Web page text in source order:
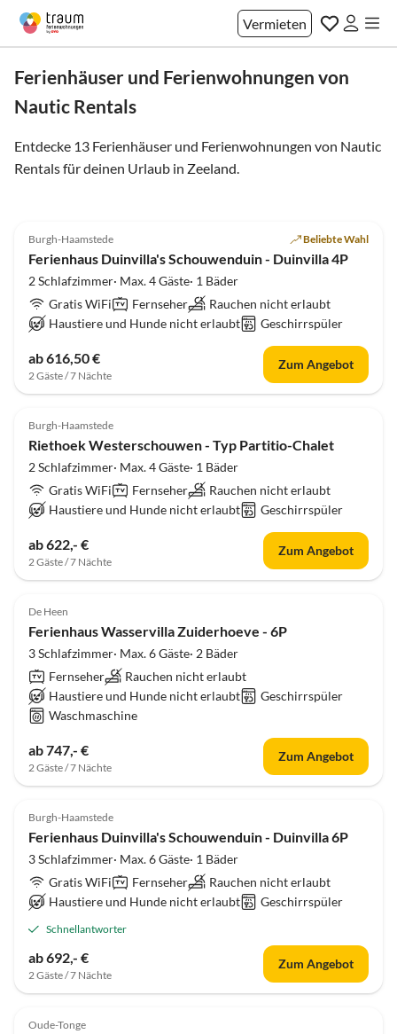
Vermieten
Ferienhäuser und Ferienwohnungen von
Nautic Rentals
Entdecke 13 Ferienhäuser und Ferienwohnungen von Nautic
Rentals für deinen Urlaub in Zeeland.
Burgh-Haamstede Beliebte Wahl
Ferienhaus Duinvilla's Schouwenduin - Duinvilla 4P
2 Schlafzimmer· Max. 4 Gäste· 1 Bäder
Gratis WiFi
Fernseher
Rauchen nicht erlaubt
Haustiere und Hunde nicht erlaubt
Geschirrspüler
ab 616,50 €
2 Gäste / 7 Nächte
Zum Angebot
5.0 (1)
Burgh-Haamstede
Riethoek Westerschouwen - Typ Partitio-Chalet
2 Schlafzimmer· Max. 4 Gäste· 1 Bäder
Gratis WiFi
Fernseher
Rauchen nicht erlaubt
Haustiere und Hunde nicht erlaubt
Geschirrspüler
ab 622,- €
2 Gäste / 7 Nächte
Zum Angebot
De Heen
Ferienhaus Wasservilla Zuiderhoeve - 6P
3 Schlafzimmer· Max. 6 Gäste· 2 Bäder
Fernseher
Rauchen nicht erlaubt
Haustiere und Hunde nicht erlaubt
Geschirrspüler
Waschmaschine
ab 747,- €
2 Gäste / 7 Nächte
Zum Angebot
Burgh-Haamstede
Ferienhaus Duinvilla's Schouwenduin - Duinvilla 6P
3 Schlafzimmer· Max. 6 Gäste· 1 Bäder
Gratis WiFi
Fernseher
Rauchen nicht erlaubt
Haustiere und Hunde nicht erlaubt
Geschirrspüler
Schnellantworter
ab 692,- €
2 Gäste / 7 Nächte
Zum Angebot
Oude-Tonge